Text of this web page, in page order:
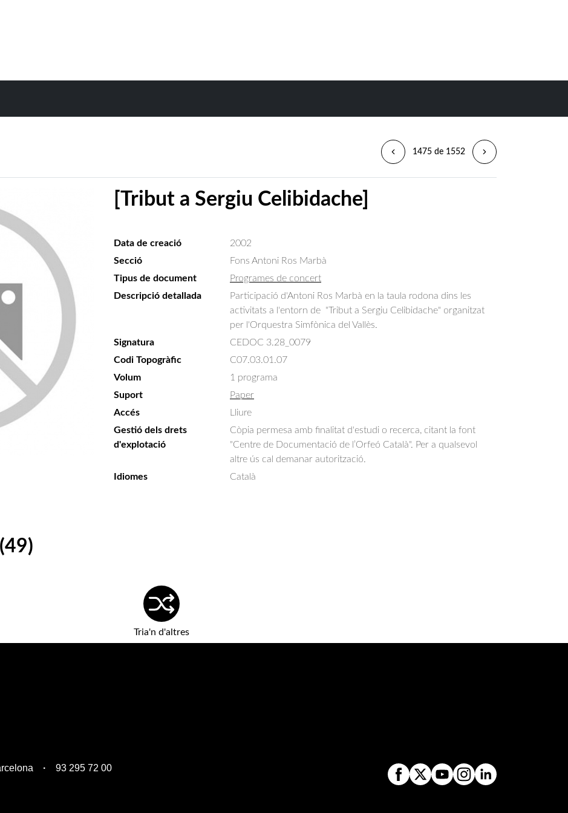
1475 de 1552
[Tribut a Sergiu Celibidache]
Data de creació
2002
Secció
Fons Antoni Ros Marbà
Tipus de document
Programes de concert
Descripció detallada
Participació d'Antoni Ros Marbà en la taula rodona dins les
activitats a l'entorn de  "Tribut a Sergiu Celibidache" organitzat
per l'Orquestra Simfònica del Vallès.
Signatura
CEDOC 3.28_0079
Codi Topogràfic
C07.03.01.07
Volum
1 programa
Suport
Paper
Accés
Lliure
Gestió dels drets
d'explotació
Còpia permesa amb finalitat d'estudi o recerca, citant la font
"Centre de Documentació de l’Orfeó Català". Per a qualsevol
altre ús cal demanar autorització.
Idiomes
Català
Tria'n d'altres
93 295 72 00